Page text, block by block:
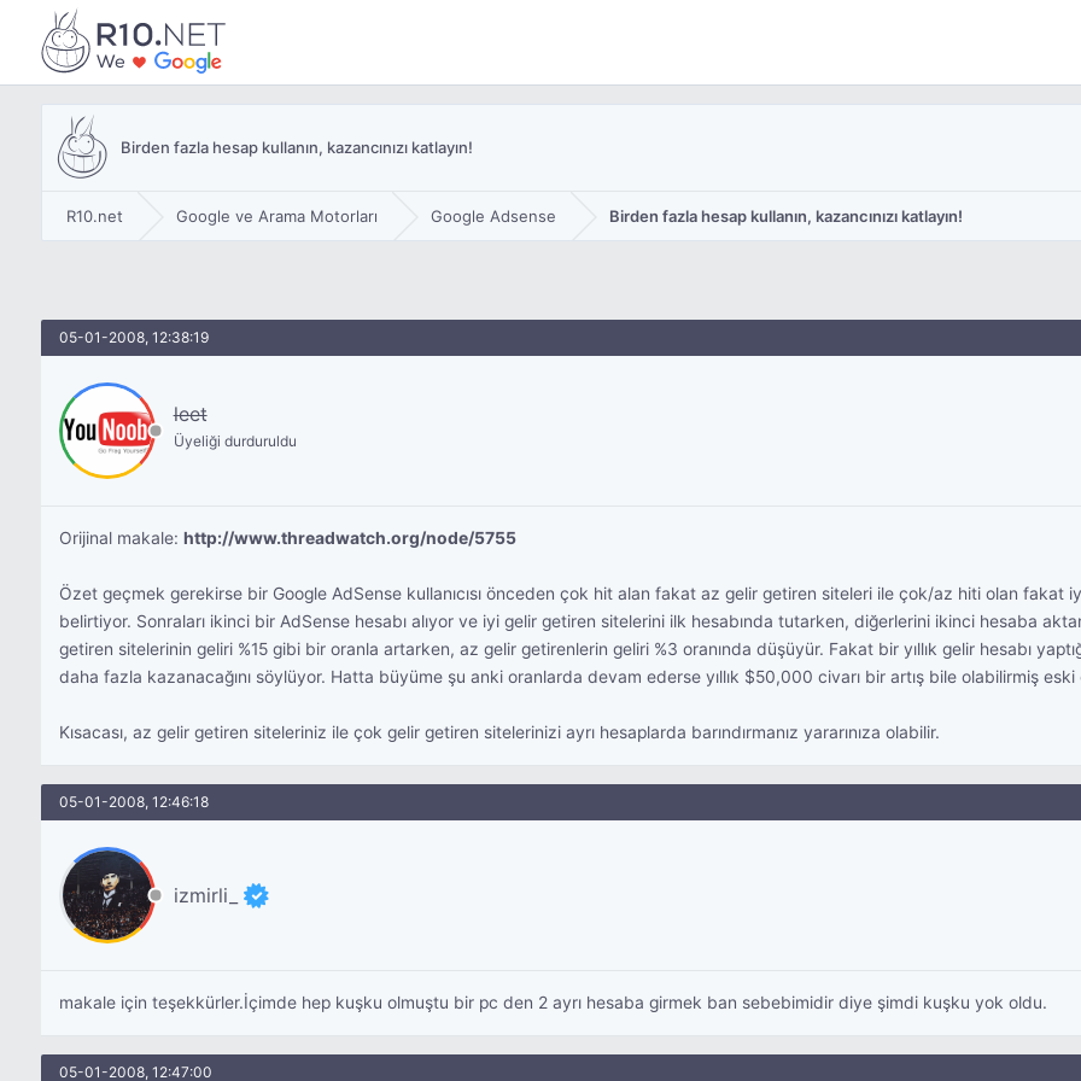
Birden fazla hesap kullanın, kazancınızı katlayın!
R10.net Google ve Arama Motorları Google Adsense Birden fazla hesap kullanın, kazancınızı katlayın!
05-01-2008, 12:38:19
leet
Üyeliği durduruldu
Orijinal makale: http://www.threadwatch.org/node/5755
Özet geçmek gerekirse bir Google AdSense kullanıcısı önceden çok hit alan fakat az gelir getiren siteleri ile çok/az hiti olan fakat
belirtiyor. Sonraları ikinci bir AdSense hesabı alıyor ve iyi gelir getiren sitelerini ilk hesabında tutarken, diğerlerini ikinci hesaba
getiren sitelerinin geliri %15 gibi bir oranla artarken, az gelir getirenlerin geliri %3 oranında düşüyür. Fakat bir yıllık gelir hesabı
daha fazla kazanacağını söylüyor. Hatta büyüme şu anki oranlarda devam ederse yıllık $50,000 civarı bir artış bile olabilirmiş eski
Kısacası, az gelir getiren siteleriniz ile çok gelir getiren sitelerinizi ayrı hesaplarda barındırmanız yararınıza olabilir.
05-01-2008, 12:46:18
izmirli_
makale için teşekkürler.İçimde hep kuşku olmuştu bir pc den 2 ayrı hesaba girmek ban sebebimidir diye şimdi kuşku yok oldu.
05-01-2008, 12:47:00